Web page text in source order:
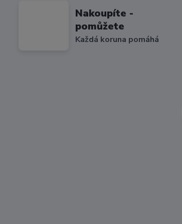
Nakoupíte -
pomůžete
Každá koruna pomáhá